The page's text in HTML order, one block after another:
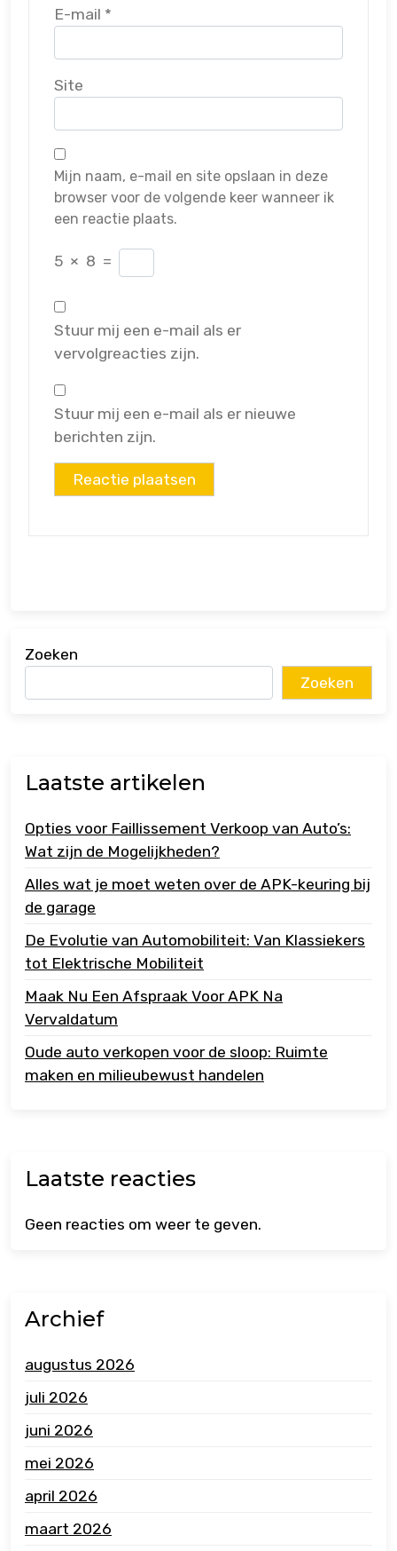
E-mail *
Site
Mijn naam, e-mail en site opslaan in deze
browser voor de volgende keer wanneer ik
een reactie plaats.
5 × 8 =
Stuur mij een e-mail als er
vervolgreacties zijn.
Stuur mij een e-mail als er nieuwe
berichten zijn.
Zoeken
Zoeken
Laatste artikelen
Opties voor Faillissement Verkoop van Auto’s:
Wat zijn de Mogelijkheden?
Alles wat je moet weten over de APK-keuring bij
de garage
De Evolutie van Automobiliteit: Van Klassiekers
tot Elektrische Mobiliteit
Maak Nu Een Afspraak Voor APK Na
Vervaldatum
Oude auto verkopen voor de sloop: Ruimte
maken en milieubewust handelen
Laatste reacties
Geen reacties om weer te geven.
Archief
augustus 2026
juli 2026
juni 2026
mei 2026
april 2026
maart 2026